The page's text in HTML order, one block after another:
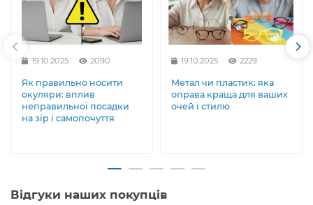
19.10.2025 2090
Як правильно носити
окуляри: вплив
неправильної посадки
на зір і самопочуття
19.10.2025 2229
Метал чи пластик: яка
оправа краща для ваших
очей і стилю
Відгуки наших покупців